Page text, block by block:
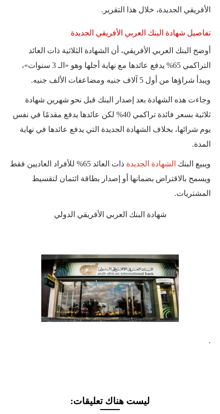
الأفريقي الجديدة، خلال هذا التقرير.
تفاصيل شهادة البنك العربي الأفريقي الجديدة
أوضح البنك العربي الأفريقي، أن الشهادة الثلاثية ذات العائد
التراكمي 65% يدفع عائدها مع نهاية أجلها وهو «الـ 3 سنوات»،
ويبدأ شراؤها من أول 5 آلاف جنيه ومضاعفات الألف جنيه.
وجاءت هذه الشهادة بعد إصدار البنك قبل نحو شهرين شهادة
ثلاثية بسعر فائدة تراكمي 40% لكن عائدها يدفع مقدمًا في نفس
يوم شرائها، بخلاف الشهادة الجديدة التي يدفع عائدها في نهاية
المدة.
ويبيع البنك الشهادة الجديدة
ذات العائد 65% للأفراد العاديين فقط
ويسمح بالاقتراض بضمانها أو إصدار بطاقة ائتمان لتقسيط
المشتريات.
شهادة البنك العربي الأفريقي الدولي
.
ليست هناك تعليقات: